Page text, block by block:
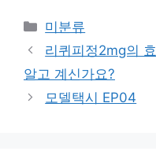
Categories
미분류
리퀴피정2mg의
알고 계신가요?
모델택시 EP04